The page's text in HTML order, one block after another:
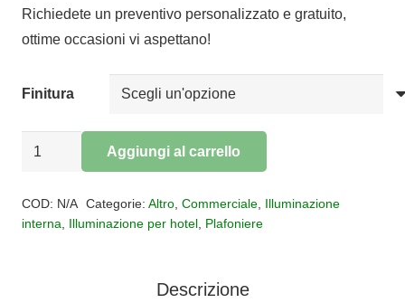
Richiedete un preventivo personalizzato e gratuito,
ottime occasioni vi aspettano!
Finitura
Plafoniera
ceramica
Aggiungi al carrello
COD: N/A Categorie: Altro, Commerciale, Illuminazione
interna
Illuminazione per hotel Plafoniere
Descrizione